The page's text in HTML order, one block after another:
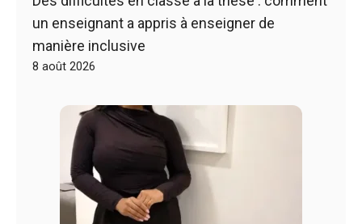
un enseignant a appris à enseigner de
manière inclusive
8 août 2026